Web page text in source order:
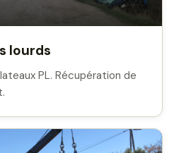
lourds
PL. Récupération de